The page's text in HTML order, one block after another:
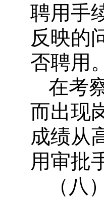
聘用手
反映的
否聘用。
在考
而出现
成绩从
用审批
（八